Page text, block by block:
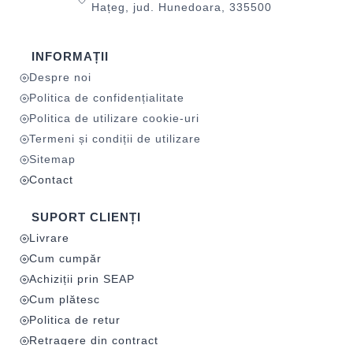
Hațeg, jud. Hunedoara, 335500
INFORMAȚII
Despre noi
Politica de confidențialitate
Politica de utilizare cookie-uri
Termeni și condiții de utilizare
Sitemap
Contact
SUPORT CLIENȚI
Livrare
Cum cumpăr
Achiziții prin SEAP
Cum plătesc
Politica de retur
Retragere din contract